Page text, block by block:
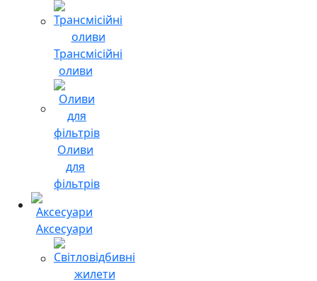
Трансмісійні
оливи
Оливи
для
фільтрів
Аксесуари